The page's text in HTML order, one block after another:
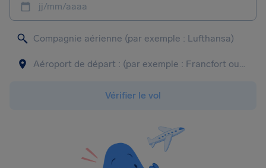
jj/mm/aaaa
Vérifier le vol